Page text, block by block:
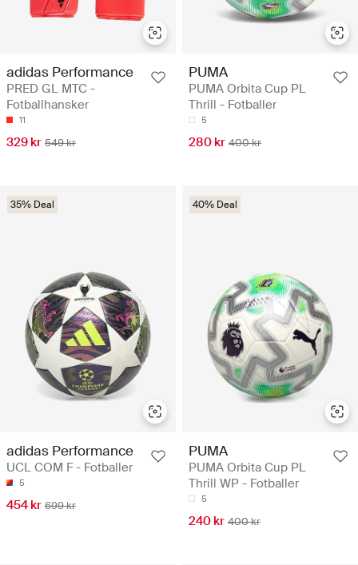
adidas Performance
PRED GL MTC -
Fotballhansker
11
329 kr 549 kr
PUMA
PUMA Orbita Cup PL
Thrill - Fotballer
5
280 kr 400 kr
35% Deal
adidas Performance
UCL COM F - Fotballer
5
454 kr 699 kr
40% Deal
PUMA
PUMA Orbita Cup PL
Thrill WP - Fotballer
5
240 kr 400 kr